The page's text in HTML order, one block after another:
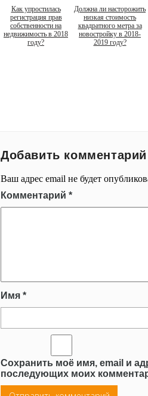
Как упростилась
регистрация прав
собственности на
недвижимость в 2018
году?
Должна ли насторожить
низкая стоимость
квадратного метра за
новостройку в 2018-
2019 году?
Добавить комментарий
Ваш адрес email не будет
Комментарий *
Имя *
Сохранить моё имя, email и
последующих моих